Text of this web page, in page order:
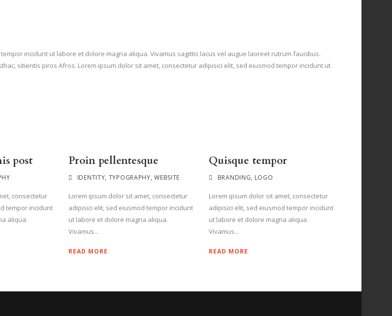
incidunt ut labore et dolore magna aliqua. Vivamus sagittis lacus vel augue laoreet rutrum faucibus.
sitientis piros Afros. Lorem ipsum dolor sit amet, consectetur adipisici elit, sed eiusmod tempor incidunt ut
post
consectetur
tempor incidunt
aliqua.
Proin pellentesque
IDENTITY, TYPOGRAPHY, WEBSITE
Lorem ipsum dolor sit amet, consectetur
adipisici elit, sed eiusmod tempor incidunt
ut labore et dolore magna aliqua.
Vivamus...
READ MORE
Quisque tempor
BRANDING, LOGO
Lorem ipsum dolor sit amet, consectetur
adipisici elit, sed eiusmod tempor incidunt
ut labore et dolore magna aliqua.
Vivamus...
READ MORE